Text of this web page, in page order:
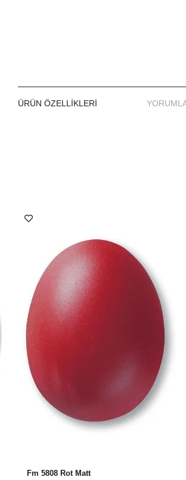
ÜRÜN ÖZELLIKLERI
Fm 5808 Rot Matt